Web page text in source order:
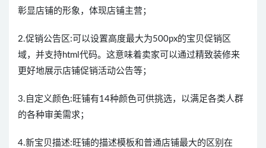
彰显店铺的形象，体现店铺主营；
2.促销公告区:可以设置高度最大为500px的宝贝促销区
域，并支持html代码。这意味着卖家可以通过精致装修来
更好地展示店铺促销活动公告等；
3.自定义颜色:旺铺有14种颜色可供挑选，以满足各类人群
的各种审美需求；
4.新宝贝描述:旺铺的描述模板和普通店铺最大的区别在